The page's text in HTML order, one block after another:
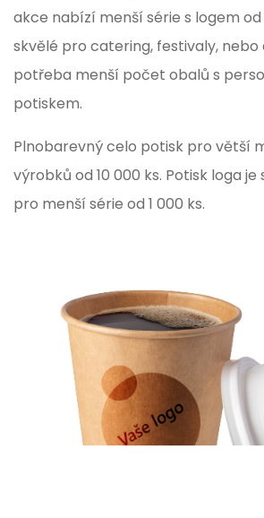
akce nabízí menší série s logem od
skvělé pro catering, festivaly, nebo
potřeba menší počet obalů s
potiskem.
Plnobarevný celo potisk pro větší
výrobků od 10 000 ks. Potisk loga je
pro menší série od 1 000 ks.